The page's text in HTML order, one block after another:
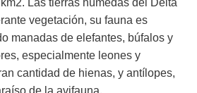
Las tierras húmedas del Delta
vegetación, su fauna es
manadas de elefantes, búfalos y
especialmente leones y
cantidad de hienas, y antílopes,
de la avifauna.